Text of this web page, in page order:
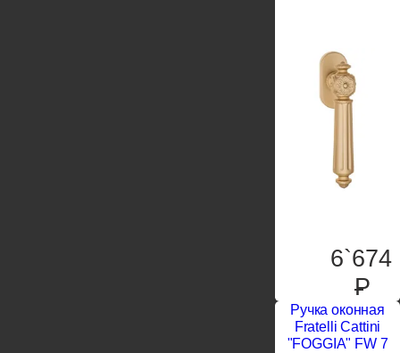
6`674
P
Ручка оконная
Fratelli Cattini
"FOGGIA" FW 7